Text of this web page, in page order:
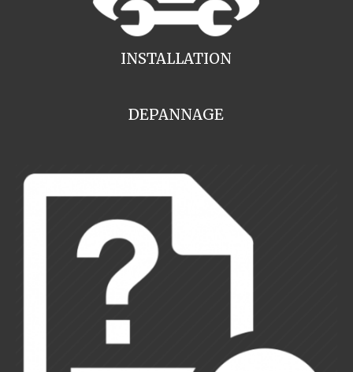
INSTALLATION
DEPANNAGE